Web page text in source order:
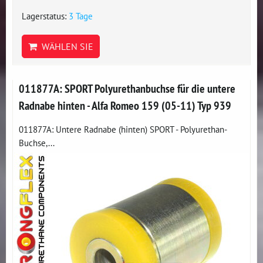
Lagerstatus: 3 Tage
WÄHLEN SIE
011877A: SPORT Polyurethanbuchse für die untere
Radnabe hinten - Alfa Romeo 159 (05-11) Typ 939
011877A: Untere Radnabe (hinten) SPORT - Polyurethan-
Buchse,...